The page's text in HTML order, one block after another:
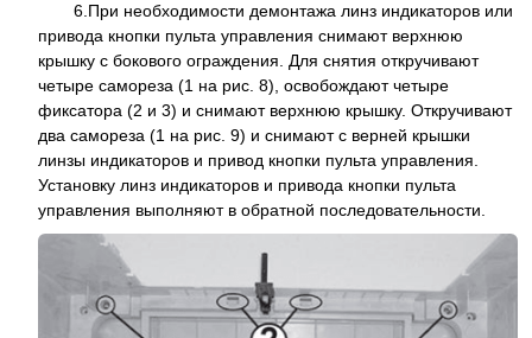
6.При необходимости демонтажа линз индикаторов или
привода кнопки пульта управления снимают верхнюю
крышку с бокового ограждения. Для снятия откручивают
четыре самореза (1 на рис. 8), освобождают четыре
фиксатора (2 и 3) и снимают верхнюю крышку. Откручивают
два самореза (1 на рис. 9) и снимают с верней крышки
линзы индикаторов и привод кнопки пульта управления.
Установку линз индикаторов и привода кнопки пульта
управления выполняют в обратной последовательности.